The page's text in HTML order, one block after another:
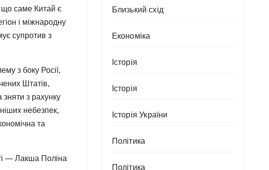
що саме Китай є
і міжнародну
супротив з
з боку Росії,
Штатів,
з рахунку
небезпек,
та
— Лакша Поліна
Близький схід
Економіка
Історія
Історія
Історія України
Політика
Політика